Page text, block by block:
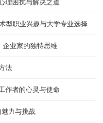
理困扰与解决之道
型职业兴趣与大学专业选择
企业家的独特思维
法
作者的心灵与使命
力与挑战